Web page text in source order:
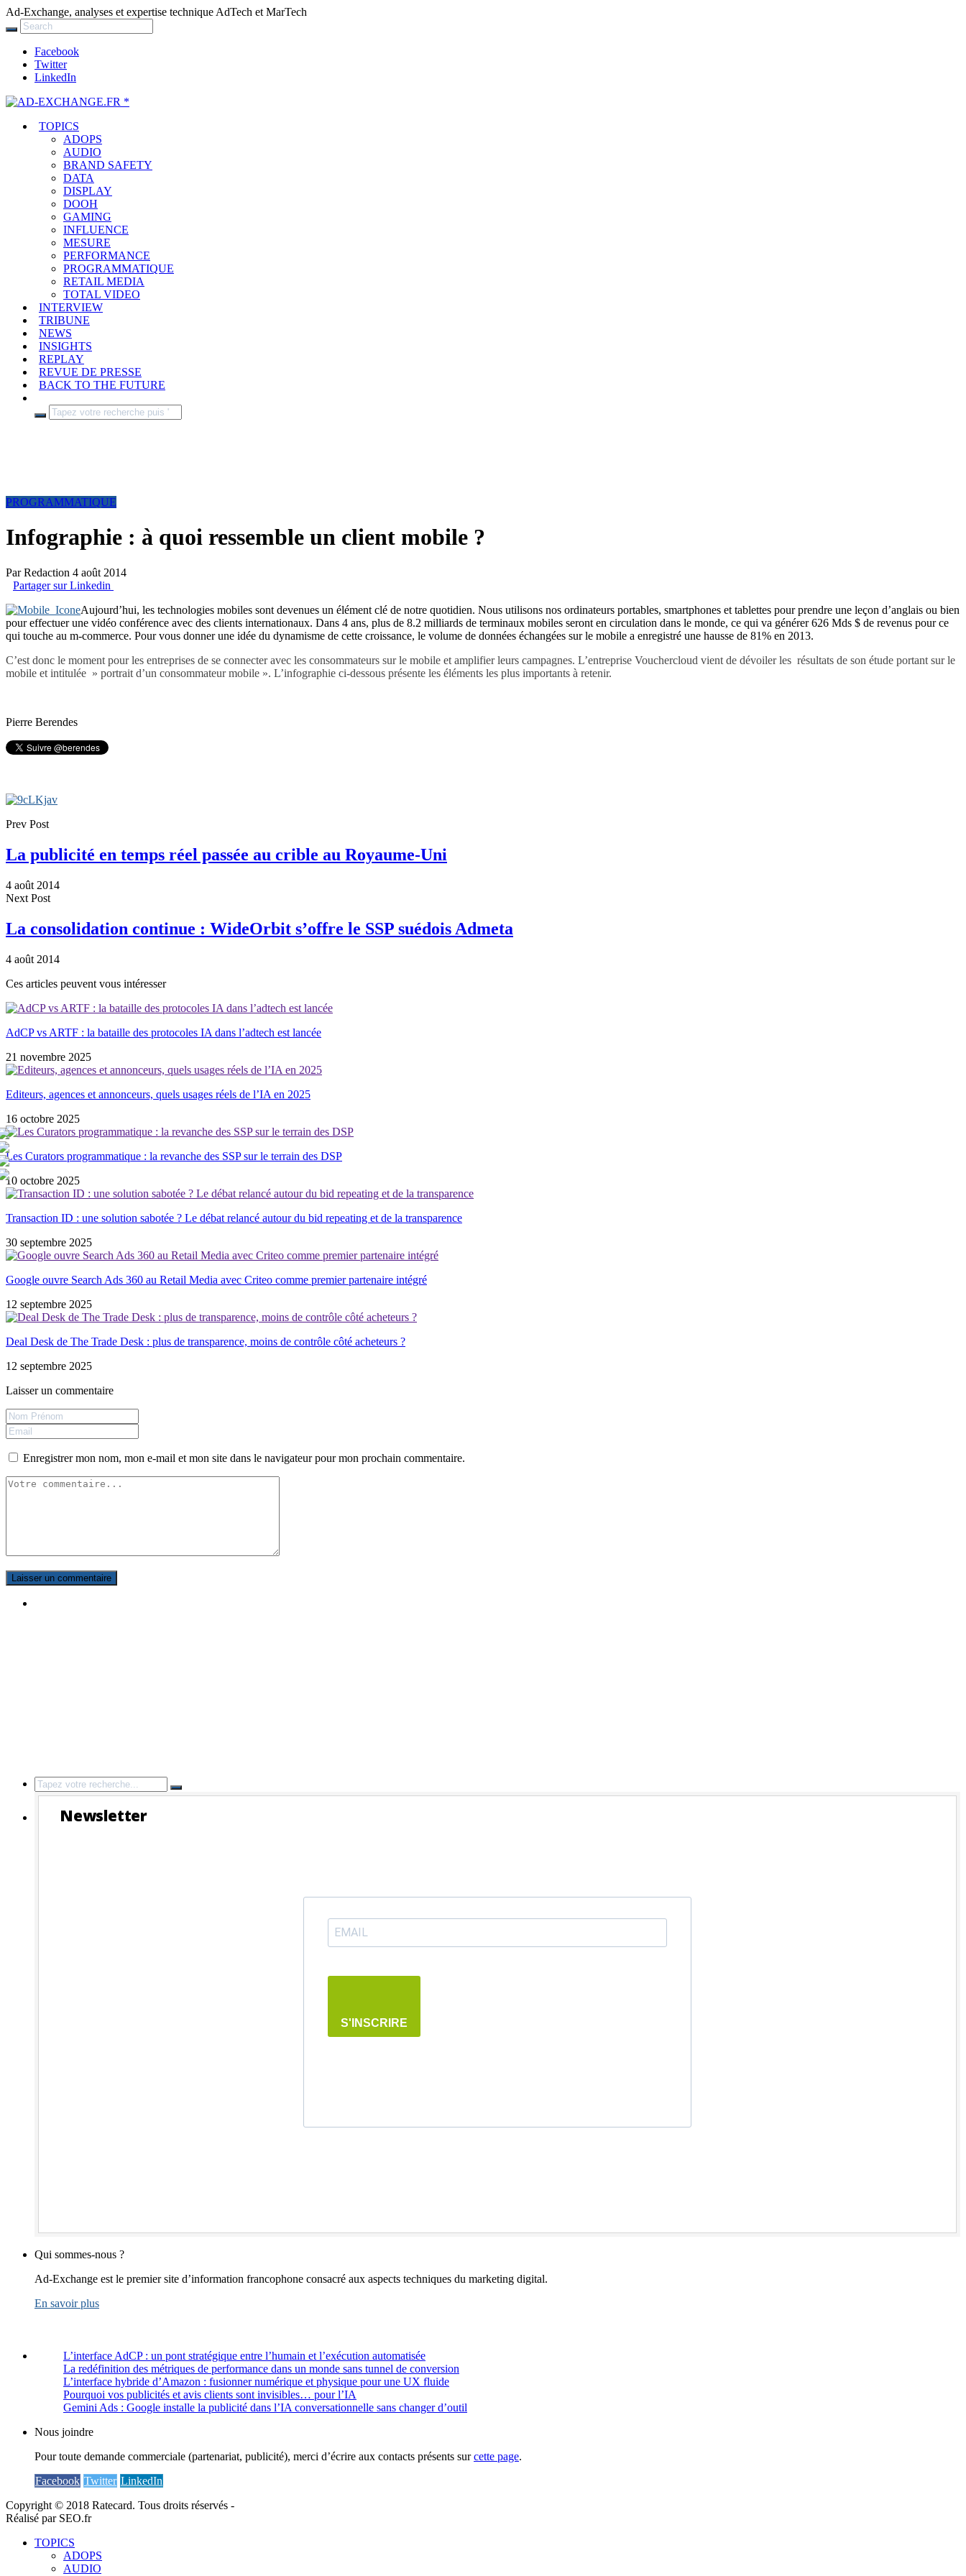
Ad-Exchange, analyses et expertise technique AdTech et MarTech
Facebook
Twitter
LinkedIn
TOPICS
ADOPS
AUDIO
BRAND SAFETY
DATA
DISPLAY
DOOH
GAMING
INFLUENCE
MESURE
PERFORMANCE
PROGRAMMATIQUE
RETAIL MEDIA
TOTAL VIDEO
INTERVIEW
TRIBUNE
NEWS
INSIGHTS
REPLAY
REVUE DE PRESSE
BACK TO THE FUTURE
PROGRAMMATIQUE
Infographie : à quoi ressemble un client mobile ?
ParRedaction 4 août 2014
Partager sur Linkedin
Aujourd’hui, les technologies mobiles sont devenues un élément clé de notre quotidien. Nous utilisons nos ordinateurs portables, smartphones et tablettes pour prendre une leçon d’anglais ou bien
pour effectuer une vidéo conférence avec des clients internationaux. Dans 4 ans, plus de 8.2 milliards de terminaux mobiles seront en circulation dans le monde, ce qui va générer 626 Mds $ de revenus pour ce
qui touche au m-commerce. Pour vous donner une idée du dynamisme de cette croissance, le volume de données échangées sur le mobile a enregistré une hausse de 81% en 2013.
C’est donc le moment pour les entreprises de se connecter avec les consommateurs sur le mobile et amplifier leurs campagnes. L’entreprise Vouchercloud vient de dévoiler les résultats de son étude portant sur le
mobile et intitulée » portrait d’un consommateur mobile ». L’infographie ci-dessous présente les éléments les plus importants à retenir.
Pierre Berendes
Prev Post
La publicité en temps réel passée au crible au Royaume-Uni
4 août 2014
Next Post
La consolidation continue : WideOrbit s’offre le SSP suédois Admeta
4 août 2014
Ces articles peuvent vous intéresser
AdCP vs ARTF : la bataille des protocoles IA dans l’adtech est lancée
21 novembre 2025
Editeurs, agences et annonceurs, quels usages réels de l’IA en 2025
16 octobre 2025
Les Curators programmatique : la revanche des SSP sur le terrain des DSP
10 octobre 2025
Transaction ID : une solution sabotée ? Le débat relancé autour du bid repeating et de la transparence
30 septembre 2025
Google ouvre Search Ads 360 au Retail Media avec Criteo comme premier partenaire intégré
12 septembre 2025
Deal Desk de The Trade Desk : plus de transparence, moins de contrôle côté acheteurs ?
12 septembre 2025
Laisser un commentaire
Enregistrer mon nom, mon e-mail et mon site dans le navigateur pour mon prochain commentaire.
Search
for:
Newsletter
S'INSCRIRE
Qui sommes-nous ?
Ad-Exchange est le premier site d’information francophone consacré aux aspects techniques du marketing digital.
En savoir plus
L’interface AdCP : un pont stratégique entre l’humain et l’exécution automatisée
La redéfinition des métriques de performance dans un monde sans tunnel de conversion
L’interface hybride d’Amazon : fusionner numérique et physique pour une UX fluide
Pourquoi vos publicités et avis clients sont invisibles… pour l’IA
Gemini Ads : Google installe la publicité dans l’IA conversationnelle sans changer d’outil
Nous joindre
Pour toute demande commerciale (partenariat, publicité), merci d’écrire aux contacts présents surcette page.
Facebook Twitter LinkedIn
Copyright © 2018 Ratecard. Tous droits réservés -
Réalisé par SEO.fr
TOPICS
ADOPS
AUDIO